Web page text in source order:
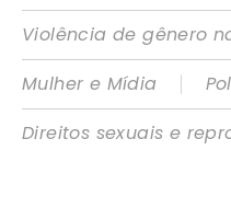
Violência de gênero
Mulher e Mídia
|
Direitos sexuais e